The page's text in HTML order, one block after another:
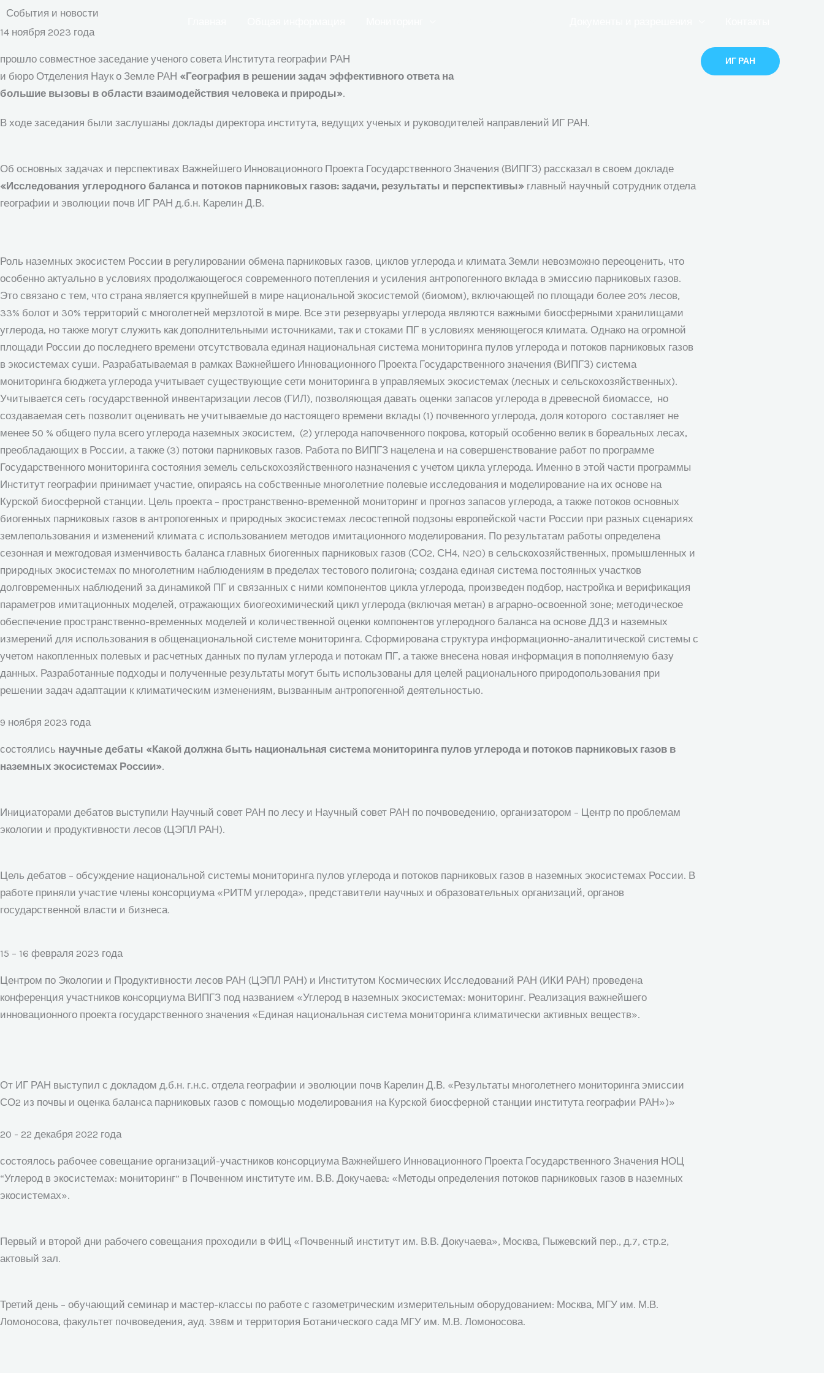
Перейти
ИГ РАН
События и новости
14 ноября 2023 года
прошло совместное заседание ученого совета Института географии РАН
и бюро Отделения Наук о Земле РАН «География в решении задач эффективного ответа на
большие вызовы в области взаимодействия человека и природы».
В ходе заседания были заслушаны доклады директора института, ведущих ученых и руководителей направлений ИГ РАН.
Об основных задачах и перспективах Важнейшего Инновационного Проекта Государственного Значения (ВИПГЗ) рассказал в своем докладе
«Исследования углеродного баланса и потоков парниковых газов: задачи, результаты и перспективы» главный научный сотрудник отдела
географии и эволюции почв ИГ РАН д.б.н. Карелин Д.В.
Роль наземных экосистем России в регулировании обмена парниковых газов, циклов углерода и климата Земли невозможно переоценить, что
особенно актуально в условиях продолжающегося современного потепления и усиления антропогенного вклада в эмиссию парниковых газов.
Это связано с тем, что страна является крупнейшей в мире национальной экосистемой (биомом), включающей по площади более 20% лесов,
33% болот и 30% территорий с многолетней мерзлотой в мире. Все эти резервуары углерода являются важными биосферными хранилищами
углерода, но также могут служить как дополнительными источниками, так и стоками ПГ в условиях меняющегося климата. Однако на огромной
площади России до последнего времени отсутствовала единая национальная система мониторинга пулов углерода и потоков парниковых газов
в экосистемах суши. Разрабатываемая в рамках Важнейшего Инновационного Проекта Государственного значения (ВИПГЗ) система
мониторинга бюджета углерода учитывает существующие сети мониторинга в управляемых экосистемах (лесных и сельскохозяйственных).
Учитывается сеть государственной инвентаризации лесов (ГИЛ), позволяющая давать оценки запасов углерода в древесной биомассе, но
создаваемая сеть позволит оценивать не учитываемые до настоящего времени вклады (1) почвенного углерода, доля которого составляет не
менее 50 % общего пула всего углерода наземных экосистем, (2) углерода напочвенного покрова, который особенно велик в бореальных лесах,
преобладающих в России, а также (3) потоки парниковых газов. Работа по ВИПГЗ нацелена и на совершенствование работ по программе
Государственного мониторинга состояния земель сельскохозяйственного назначения с учетом цикла углерода. Именно в этой части программы
Институт географии принимает участие, опираясь на собственные многолетние полевые исследования и моделирование на их основе на
Курской биосферной станции. Цель проекта – пространственно-временной мониторинг и прогноз запасов углерода, а также потоков основных
биогенных парниковых газов в антропогенных и природных экосистемах лесостепной подзоны европейской части России при разных сценариях
землепользования и изменений климата с использованием методов имитационного моделирования. По результатам работы определена
сезонная и межгодовая изменчивость баланса главных биогенных парниковых газов (СО2, СН4, N2O) в сельскохозяйственных, промышленных и
природных экосистемах по многолетним наблюдениям в пределах тестового полигона; создана единая система постоянных участков
долговременных наблюдений за динамикой ПГ и связанных с ними компонентов цикла углерода, произведен подбор, настройка и верификация
параметров имитационных моделей, отражающих биогеохимический цикл углерода (включая метан) в аграрно-освоенной зоне; методическое
обеспечение пространственно-временных моделей и количественной оценки компонентов углеродного баланса на основе ДДЗ и наземных
измерений для использования в общенациональной системе мониторинга. Сформирована структура информационно-аналитической системы с
учетом накопленных полевых и расчетных данных по пулам углерода и потокам ПГ, а также внесена новая информация в пополняемую базу
данных. Разработанные подходы и полученные результаты могут быть использованы для целей рационального природопользования при
решении задач адаптации к климатическим изменениям, вызванным антропогенной деятельностью.
9 ноября 2023 года
состоялись научные дебаты «Какой должна быть национальная система мониторинга пулов углерода и потоков парниковых газов в
наземных экосистемах России».
Инициаторами дебатов выступили Научный совет РАН по лесу и Научный совет РАН по почвоведению, организатором – Центр по проблемам
экологии и продуктивности лесов (ЦЭПЛ РАН).
Цель дебатов – обсуждение национальной системы мониторинга пулов углерода и потоков парниковых газов в наземных экосистемах России. В
работе приняли участие члены консорциума «РИТМ углерода», представители научных и образовательных организаций, органов
государственной власти и бизнеса.
15 – 16 февраля 2023 года
Центром по Экологии и Продуктивности лесов РАН (ЦЭПЛ РАН) и Институтом Космических Исследований РАН (ИКИ РАН) проведена
конференция участников консорциума ВИПГЗ под названием «Углерод в наземных экосистемах: мониторинг. Реализация важнейшего
инновационного проекта государственного значения «Единая национальная система мониторинга климатически активных веществ».
От ИГ РАН выступил с докладом д.б.н. г.н.с. отдела географии и эволюции почв Карелин Д.В. «Результаты многолетнего мониторинга эмиссии
СО2 из почвы и оценка баланса парниковых газов с помощью моделирования на Курской биосферной станции института географии РАН»)»
20 - 22 декабря 2022 года
состоялось рабочее совещание организаций-участников консорциума Важнейшего Инновационного Проекта Государственного Значения НОЦ
“Углерод в экосистемах: мониторинг” в Почвенном институте им. В.В. Докучаева: «Методы определения потоков парниковых газов в наземных
экосистемах».
Первый и второй дни рабочего совещания проходили в ФИЦ «Почвенный институт им. В.В. Докучаева», Москва, Пыжевский пер., д.7, стр.2,
актовый зал.
Третий день – обучающий семинар и мастер-классы по работе с газометрическим измерительным оборудованием: Москва, МГУ им. М.В.
Ломоносова, факультет почвоведения, ауд. 398м и территория Ботанического сада МГУ им. М.В. Ломоносова.